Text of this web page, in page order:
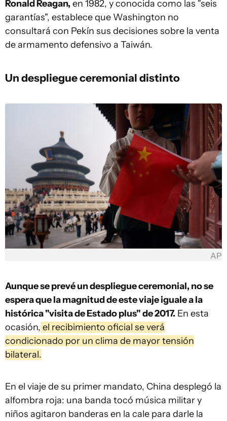
Ronald Reagan, en 1982, y conocida como las "seis
garantías", establece que Washington no
consultará con Pekín sus decisiones sobre la venta
de armamento defensivo a Taiwán.
Un despliegue ceremonial distinto
AP
Aunque se prevé un despliegue ceremonial, no se
espera que la magnitud de este viaje iguale a la
histórica "visita de Estado plus" de 2017. En esta
ocasión, el recibimiento oficial se verá
condicionado por un clima de mayor tensión
bilateral.
En el viaje de su primer mandato, China desplegó la
alfombra roja: una banda tocó música militar y
niños agitaron banderas en la cale para darle la